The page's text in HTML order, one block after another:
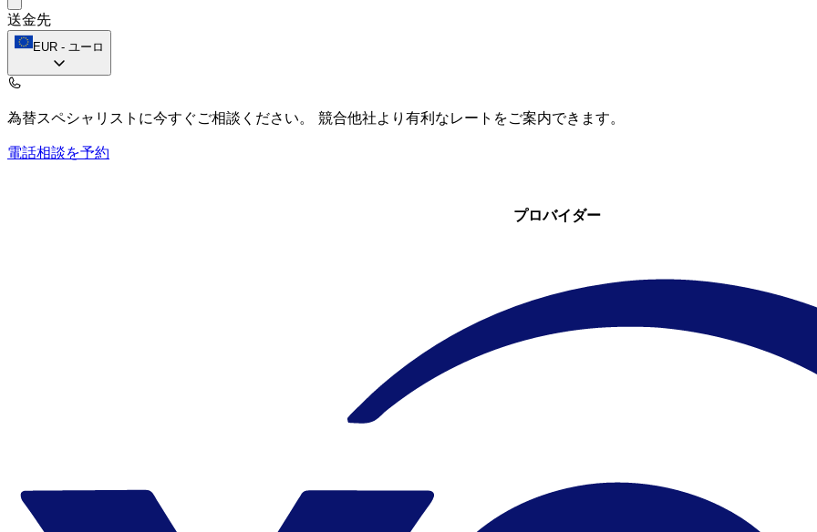
送金先
EUR - ユーロ
為替スペシャリストに今すぐご相談ください。 競合他社より有利なレートをご案内できます。
電話相談を予約
プロバイダー